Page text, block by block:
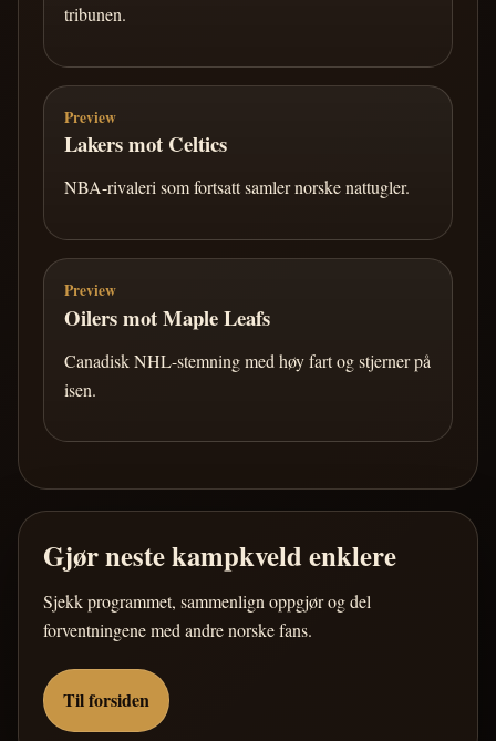
tribunen.
Preview
Lakers mot Celtics
NBA-rivaleri som fortsatt samler norske nattugler.
Preview
Oilers mot Maple Leafs
Canadisk NHL-stemning med høy fart og stjerner på
isen.
Gjør neste kampkveld enklere
Sjekk programmet, sammenlign oppgjør og del
forventningene med andre norske fans.
Til forsiden